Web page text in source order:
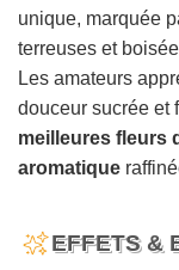
unique, marquée
terreuses et
Les amateurs
douceur sucrée et
meilleures fleurs
aromatique
EFFETS &